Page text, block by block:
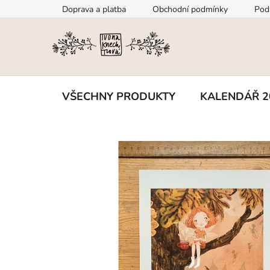
na
Doprava a platba Obchodní podmínky
VŠECHNY PRODUKTY KALENDÁŘ